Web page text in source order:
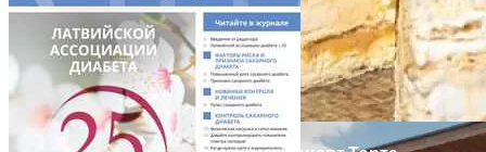
Как Правильно Выбрать Дом Для
Северной Стороны Участка